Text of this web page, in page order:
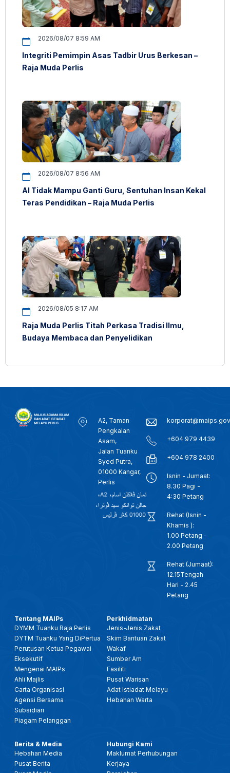
2026/08/07 8:59 AM
Integriti Pemimpin Asas Tadbir Urus Berkesan –
Raja Muda Perlis
2026/08/07 8:56 AM
AI Tidak Mampu Ganti Guru, Sentuhan Insan Kekal
Teras Pendidikan – Raja Muda Perlis
2026/08/05 8:17 AM
Raja Muda Perlis Titah Perkasa Tradisi Ilmu,
Budaya Membaca dan Penyelidikan
A2, Taman
Pengkalan
Asam,
Jalan Tuanku
Syed Putra,
01000 Kangar,
Perlis
+604 979 4439
+604 978 2400
Isnin - Jumaat:
8.30 Pagi -
4:30 Petang
Rehat (Isnin -
Khamis ):
1.00 Petang -
2.00 Petang
Rehat (Jumaat):
12.15Tengah
Hari - 2.45
Petang
Tentang MAIPs
DYMM Tuanku Raja Perlis
DYTM Tuanku Yang DiPertua
Perutusan Ketua Pegawai
Eksekutif
Mengenai MAIPs
Ahli Majlis
Carta Organisasi
Agensi Bersama
Subsidiari
Piagam Pelanggan
Perkhidmatan
Jenis-Jenis Zakat
Skim Bantuan Zakat
Wakaf
Sumber Am
Fasiliti
Pusat Warisan
Adat Istiadat Melayu
Hebahan Warta
Berita & Media
Hebahan Media
Pusat Berita
Hubungi Kami
Maklumat Perhubungan
Kerjaya